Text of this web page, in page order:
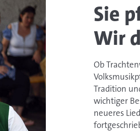
Sie
Wir
Ob
Tradition
wichtiger
neueres